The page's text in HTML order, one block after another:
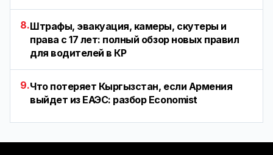
8.Штрафы, эвакуация, камеры, скутеры и
права с 17 лет: полный обзор новых правил
для водителей в КР
9.Что потеряет Кыргызстан, если Армения
выйдет из ЕАЭС: разбор Economist